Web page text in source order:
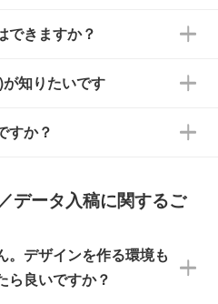
れば、同様の条件でご
フまでお気軽にご相談
注文に関する備考欄』
日で出荷いたしま
ください。
力いただくと、おおよ
ご確認いただけます。
は、お問い合わせ・お
ます。
ら
て異なります。各商
さい
できますか？
保し、注文確定のご連
ご了承ください。
知りたいです
。各ページにある商品
リスターパックなど)
ずつ袋に入っていま
袋など)
されていない状態で
すか？
です。なお、海外への
せんので予めご了承く
データ入稿に関するご
。デザインを作る環境も
ら良いですか？